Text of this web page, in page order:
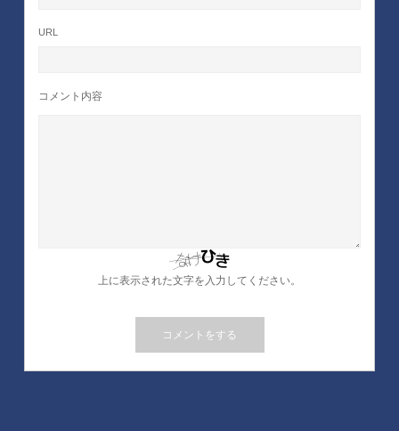
URL
コメント内容
上に表示された文字を入力してください。